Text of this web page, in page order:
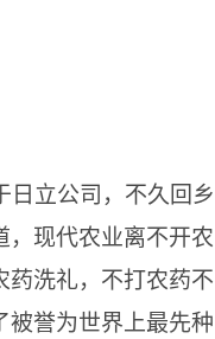
日立公司，不久回乡
，现代农业离不开农
洗礼，不打农药不
誉为世界上最先种